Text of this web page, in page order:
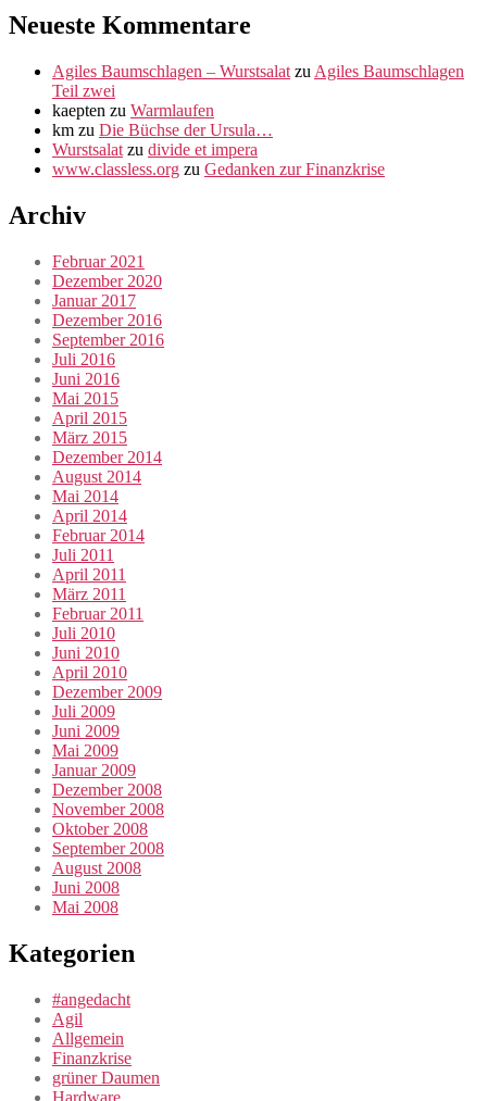
Neueste Kommentare
Agiles Baumschlagen – Wurstsalat zu Agiles Baumschlagen
Teil zwei
kaepten zu Warmlaufen
km zu Die Büchse der Ursula…
Wurstsalat zu divide et impera
www.classless.org zu Gedanken zur Finanzkrise
Archiv
Februar 2021
Dezember 2020
Januar 2017
Dezember 2016
September 2016
Juli 2016
Juni 2016
Mai 2015
April 2015
März 2015
Dezember 2014
August 2014
Mai 2014
April 2014
Februar 2014
Juli 2011
April 2011
März 2011
Februar 2011
Juli 2010
Juni 2010
April 2010
Dezember 2009
Juli 2009
Juni 2009
Mai 2009
Januar 2009
Dezember 2008
November 2008
Oktober 2008
September 2008
August 2008
Juni 2008
Mai 2008
Kategorien
#angedacht
Agil
Allgemein
Finanzkrise
grüner Daumen
Hardware